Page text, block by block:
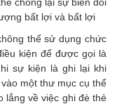
bất lợi và bất lợi
thể sử dụng chức
kiện để được gọi là
sự kiện là ghi lại khi
một thư mục cụ thể
lắng về việc ghi đè thẻ